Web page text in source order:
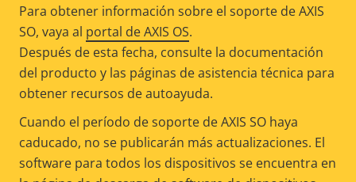
Para obtener información sobre el soporte de AXIS
SO, vaya al portal de AXIS OS.
Después de esta fecha, consulte la documentación
del producto y las páginas de asistencia técnica para
obtener recursos de autoayuda.
Cuando el período de soporte de AXIS SO haya
caducado, no se publicarán más actualizaciones. El
software para todos los dispositivos se encuentra en